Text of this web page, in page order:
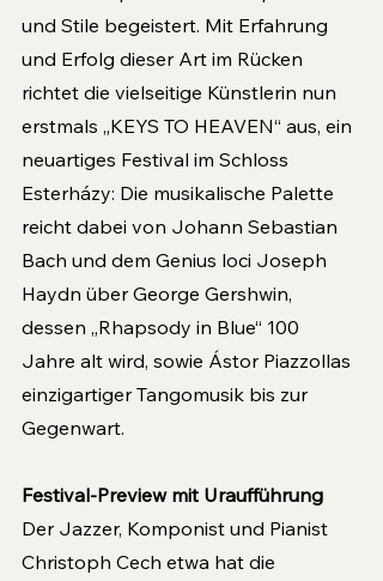
und Stile begeistert. Mit Erfahrung
und Erfolg dieser Art im Rücken
richtet die vielseitige Künstlerin nun
erstmals „KEYS TO HEAVEN“ aus, ein
neuartiges Festival im Schloss
Esterházy: Die musikalische Palette
reicht dabei von Johann Sebastian
Bach und dem Genius loci Joseph
Haydn über George Gershwin,
dessen „Rhapsody in Blue“ 100
Jahre alt wird, sowie Ástor Piazzollas
einzigartiger Tangomusik bis zur
Gegenwart.
Festival-Preview mit Uraufführung
Der Jazzer, Komponist und Pianist
Christoph Cech etwa hat die